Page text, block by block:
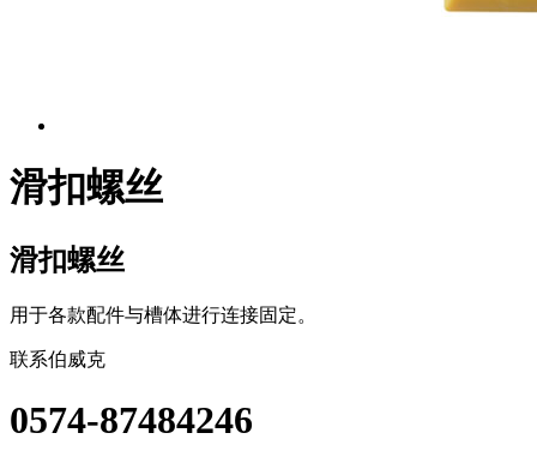
滑扣螺丝
滑扣螺丝
用于各款配件与槽体进行连接固定。
联系伯威克
0574-87484246